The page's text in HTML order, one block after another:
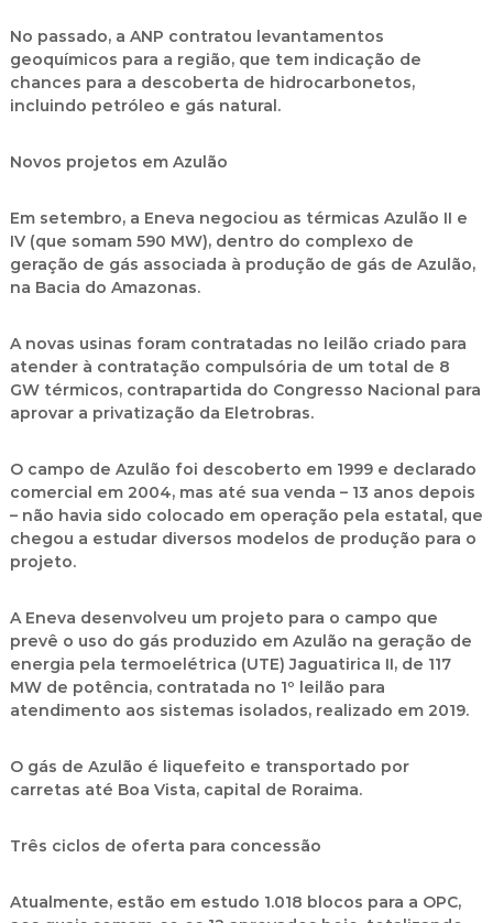
No passado, a ANP contratou levantamentos
geoquímicos para a região, que tem indicação de
chances para a descoberta de hidrocarbonetos,
incluindo petróleo e gás natural.
Novos projetos em Azulão
Em setembro, a Eneva negociou as térmicas Azulão II e
IV (que somam 590 MW), dentro do complexo de
geração de gás associada à produção de gás de Azulão,
na Bacia do Amazonas.
A novas usinas foram contratadas no leilão criado para
atender à contratação compulsória de um total de 8
GW térmicos, contrapartida do Congresso Nacional para
aprovar a privatização da Eletrobras.
O campo de Azulão foi descoberto em 1999 e declarado
comercial em 2004, mas até sua venda – 13 anos depois
– não havia sido colocado em operação pela estatal, que
chegou a estudar diversos modelos de produção para o
projeto.
A Eneva desenvolveu um projeto para o campo que
prevê o uso do gás produzido em Azulão na geração de
energia pela termoelétrica (UTE) Jaguatirica II, de 117
MW de potência, contratada no 1º leilão para
atendimento aos sistemas isolados, realizado em 2019.
O gás de Azulão é liquefeito e transportado por
carretas até Boa Vista, capital de Roraima.
Três ciclos de oferta para concessão
Atualmente, estão em estudo 1.018 blocos para a OPC,